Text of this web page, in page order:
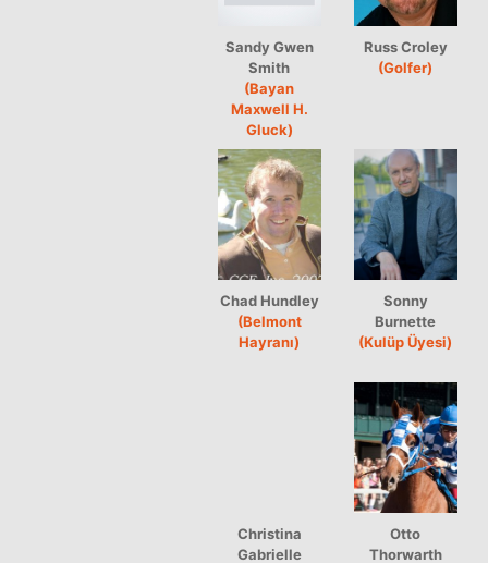
Sandy Gwen
Smith
(Bayan
Maxwell H.
Gluck)
Russ Croley
(Golfer)
Chad Hundley
(Belmont
Hayranı)
Sonny
Burnette
(Kulüp Üyesi)
Christina
Gabrielle
Otto
Thorwarth